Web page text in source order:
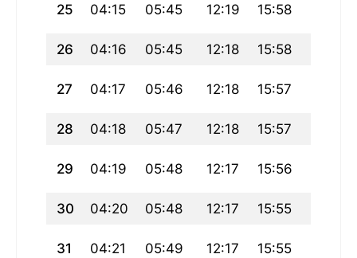
25 04:15 05:45 12:19 15:58
26 04:16 05:45 12:18 15:58
27 04:17 05:46 12:18 15:57
28 04:18 05:47 12:18 15:57
29 04:19 05:48 12:17 15:56
30 04:20 05:48 12:17 15:55
31 04:21 05:49 12:17 15:55